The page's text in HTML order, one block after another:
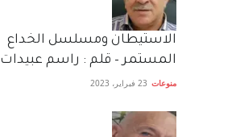
الاستيطان ومسلسل الخداع
المستمر – قلم : راسم عبيدات
منوعات 23 فبراير، 2023